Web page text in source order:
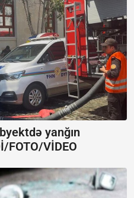
yanğın
FOTO/VİDEO